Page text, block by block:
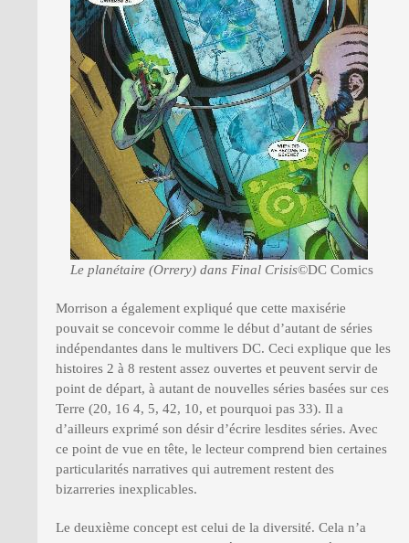
Le planétaire (Orrery) dans Final Crisis©DC Comics
Morrison a également expliqué que cette maxisérie
pouvait se concevoir comme le début d’autant de séries
indépendantes dans le multivers DC. Ceci explique que les
histoires 2 à 8 restent assez ouvertes et peuvent servir de
point de départ, à autant de nouvelles séries basées sur ces
Terre (20, 16 4, 5, 42, 10, et pourquoi pas 33). Il a
d’ailleurs exprimé son désir d’écrire lesdites séries. Avec
ce point de vue en tête, le lecteur comprend bien certaines
particularités narratives qui autrement restent des
bizarreries inexplicables.
Le deuxième concept est celui de la diversité. Cela n’a